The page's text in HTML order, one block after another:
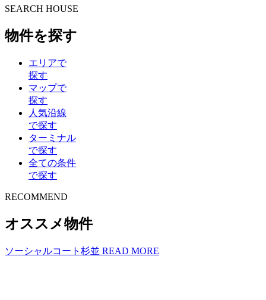
SEARCH HOUSE
物件を探す
エリアで
探す
マップで
探す
人気沿線
で探す
ターミナル
で探す
全ての条件
で探す
RECOMMEND
オススメ物件
ソーシャルコート杉並 READ MORE